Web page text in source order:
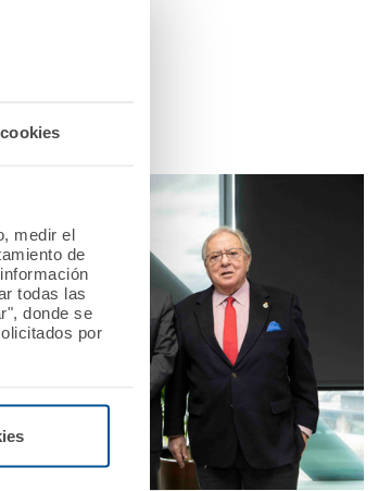
medir el
de
todas las
donde se
por
de